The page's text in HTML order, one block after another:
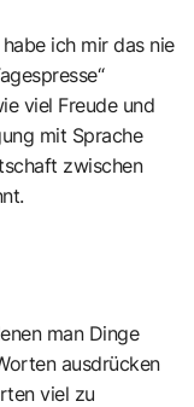
ich mir das nie
viel Freude und
mit Sprache
zwischen
man Dinge
ausdrücken
viel zu